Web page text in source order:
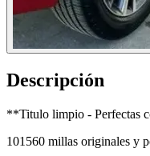
Descripción
**Titulo limpio - Perfectas
101560 millas originales y